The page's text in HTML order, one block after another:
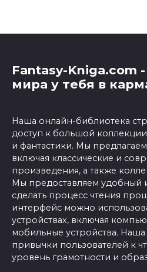
Fantasy-Kniga.com
мира у тебя в
Наша онлайн-библиотека
доступ к большой
и фантастики. Мы
включая классические и
произведения, а также
Мы предоставляем удобный
сделать процесс чтения
интерфейс можно
устройствах, включая
мобильные устройства.
привычки пользователей к
уровень грамотности и